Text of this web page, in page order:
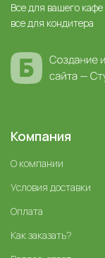
Все для вашего
все для кондитера
Компания
О компании
Условия доставки
Оплата
Как заказать?